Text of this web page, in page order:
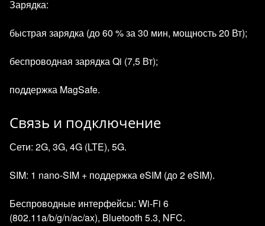
Зарядка:
быстрая зарядка (до 60 % за 30 мин, мощность 20 Вт);
беспроводная зарядка Qi (7,5 Вт);
поддержка MagSafe.
Связь и подключение
Сети: 2G, 3G, 4G (LTE), 5G.
SIM: 1 nano‑SIM + поддержка eSIM (до 2 eSIM).
Беспроводные интерфейсы: Wi‑Fi 6
(802.11a/b/g/n/ac/ax), Bluetooth 5.3, NFC.